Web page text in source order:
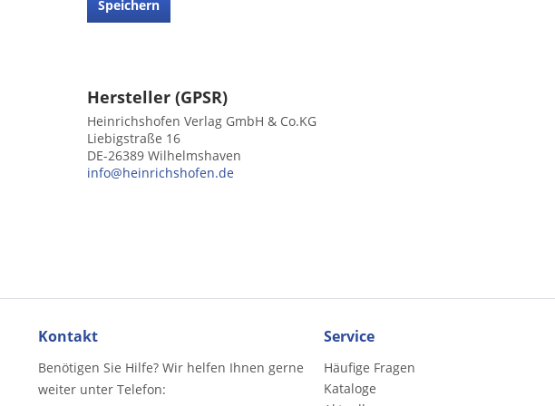
Speichern
Hersteller (GPSR)
Heinrichshofen Verlag GmbH & Co.KG
Liebigstraße 16
DE-26389 Wilhelmshaven
info@heinrichshofen.de
Kontakt
Benötigen Sie Hilfe? Wir helfen Ihnen gerne
weiter unter Telefon:
Service
Häufige Fragen
Kataloge